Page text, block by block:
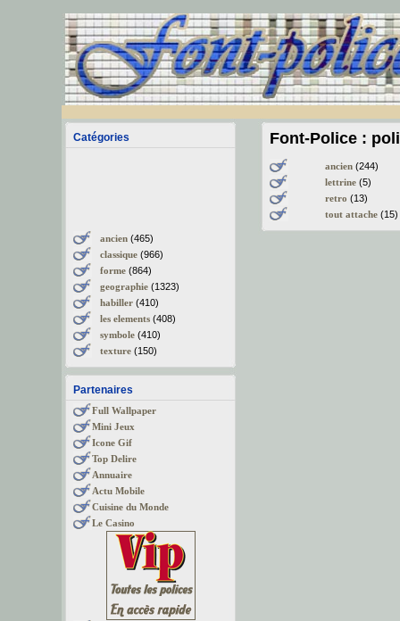
Catégories
ancien(465)
classique(966)
forme(864)
geographie(1323)
habiller(410)
les elements(408)
symbole(410)
texture(150)
Partenaires
Full Wallpaper
Mini Jeux
Icone Gif
Top Delire
Annuaire
Actu Mobile
Cuisine du Monde
Le Casino
Font-Police :
ancien(244)
lettrine(5)
retro (13)
tout attache(15)